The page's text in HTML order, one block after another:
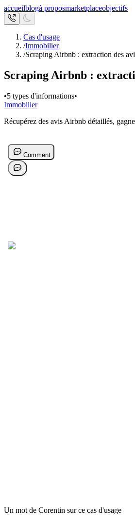
accueilblogà proposmarketplaceobjectifs
Cas d'usage
/Immobilier
/Scraping Airbnb : extraction des
Scraping Airbnb :
•5 types d'informations•
Immobilier
Récupérez des avis Airbnb détaillés,
Un mot de Corentin sur ce cas d'usage